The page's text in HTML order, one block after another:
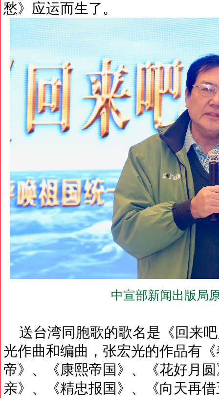
愁》应运而生了。
中宣部新闻出版局
送台湾同胞歌的歌名是《回来
光作曲和编曲，张宏光的作品有
帝》、《康熙帝国》、《花好月
亲》、《精忠报国》、《向天再